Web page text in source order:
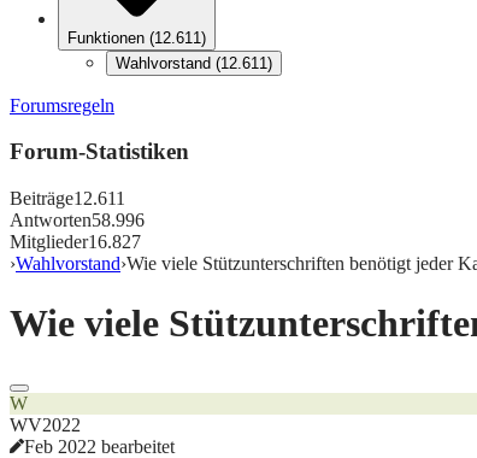
Funktionen (12.611)
Wahlvorstand (12.611)
Forumsregeln
Forum-Statistiken
Beiträge12.611
Antworten58.996
Mitglieder16.827
›Wahlvorstand›Wie viele Stützunterschriften benötigt jeder
Wie viele
W
WV2022
Feb 2022 bearbeitet